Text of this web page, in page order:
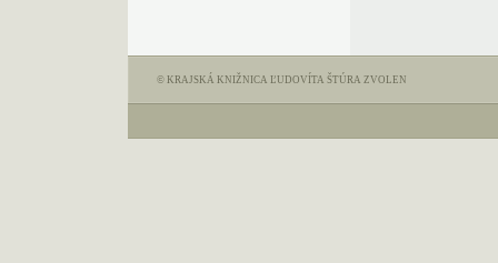
© KRAJSKÁ KNIŽNICA ĽUDOVÍTA ŠTÚRA ZVOLEN